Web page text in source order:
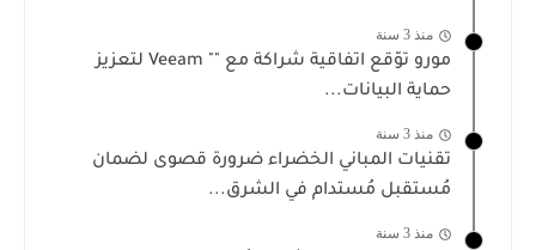
منذ 3 سنة
مورو توّقع اتفاقية شراكة مع "" Veeam لتعزيز
حماية البيانات...
منذ 3 سنة
تقنيات المباني الخضراء ضرورة قصوى لضمان
مُستقبل مُستدام في الشرق...
منذ 3 سنة